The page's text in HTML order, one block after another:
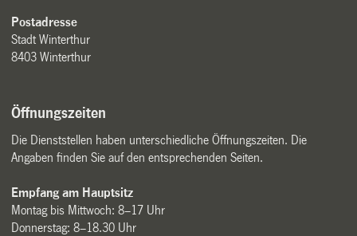
Postadresse
Stadt Winterthur
8403 Winterthur
Öffnungszeiten
Die Dienststellen haben unterschiedliche Öffnungszeiten. Die
Angaben finden Sie auf den entsprechenden Seiten.
Empfang am Hauptsitz
Montag bis Mittwoch: 8–17 Uhr
Donnerstag: 8–18.30 Uhr